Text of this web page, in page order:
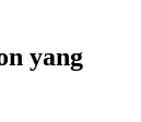
yang